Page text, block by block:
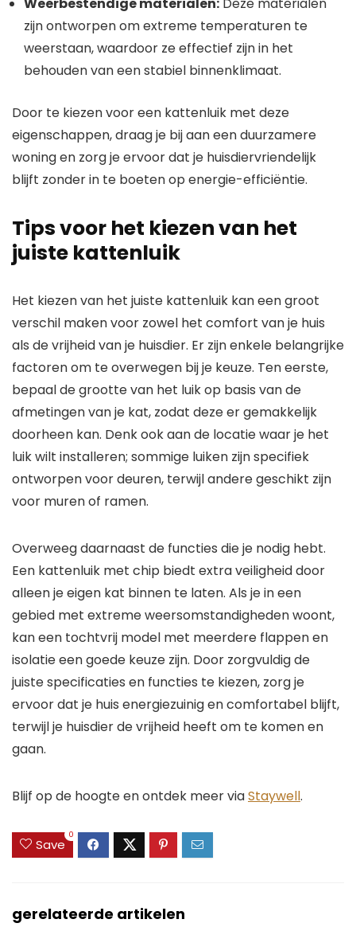
zijn ontworpen om extreme temperaturen te
weerstaan, waardoor ze effectief zijn in het
behouden van een stabiel binnenklimaat.
Door te kiezen voor een kattenluik met deze
eigenschappen, draag je bij aan een duurzamere
woning en zorg je ervoor dat je huisdiervriendelijk
blijft zonder in te boeten op energie-efficiëntie.
Tips voor het kiezen van het
juiste kattenluik
Het kiezen van het juiste kattenluik kan een groot
verschil maken voor zowel het comfort van je huis
als de vrijheid van je huisdier. Er zijn enkele belangrijke
factoren om te overwegen bij je keuze. Ten eerste,
bepaal de grootte van het luik op basis van de
afmetingen van je kat, zodat deze er gemakkelijk
doorheen kan. Denk ook aan de locatie waar je het
luik wilt installeren; sommige luiken zijn specifiek
ontworpen voor deuren, terwijl andere geschikt zijn
voor muren of ramen.
Overweeg daarnaast de functies die je nodig hebt.
Een kattenluik met chip biedt extra veiligheid door
alleen je eigen kat binnen te laten. Als je in een
gebied met extreme weersomstandigheden woont,
kan een tochtvrij model met meerdere flappen en
isolatie een goede keuze zijn. Door zorgvuldig de
juiste specificaties en functies te kiezen, zorg je
ervoor dat je huis energiezuinig en comfortabel blijft,
terwijl je huisdier de vrijheid heeft om te komen en
gaan.
Blijf op de hoogte en ontdek meer viaStaywell.
Save
0
gerelateerde artikelen